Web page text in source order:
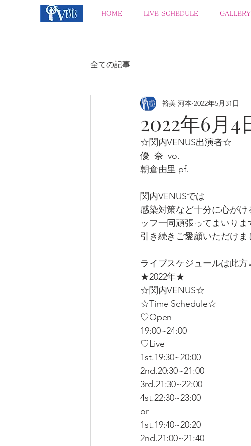
HOME LIVE SCHEDULE GALLERY
全ての記事
2022年6月4
裕美 河本 2022年5月31日
☆関内VENUS出演者☆
優  奈  vo.
朝倉由里 pf.
関内VENUSでは
感染対策など十分に心が
ッフ一同頑張ってまいりま
引き続きご愛顧いただけま
ライブスケジュールは此
★2022年★
☆関内VENUS☆
☆Time Schedule☆
♡Open
19:00~24:00
♡Live
1st.19:30~20:00
2nd.20:30~21:00
3rd.21:30~22:00
4st.22:30~23:00
or
1st.19:40~20:20
2nd.21:00~21:40